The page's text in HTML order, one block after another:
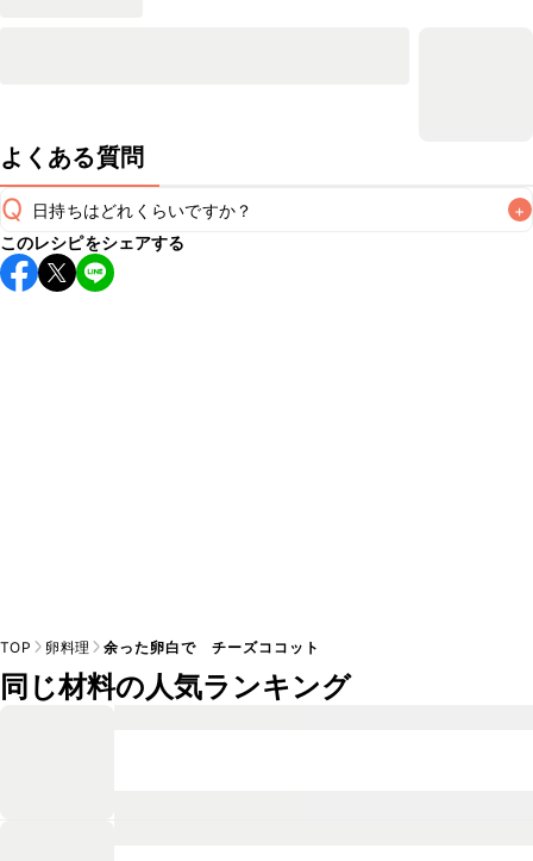
よくある質問
Q 日持ちはどれくらいですか？ +
保存期間は冷蔵で当日中が目安です。なるべくお早めにお召
し上がりください。
このレシピをシェアする
TOP 卵料理 余った卵白で チーズココット
同じ材料の人気ランキング